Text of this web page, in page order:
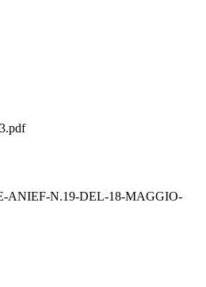
ANIEF-N.19-DEL-18-MAGGIO-